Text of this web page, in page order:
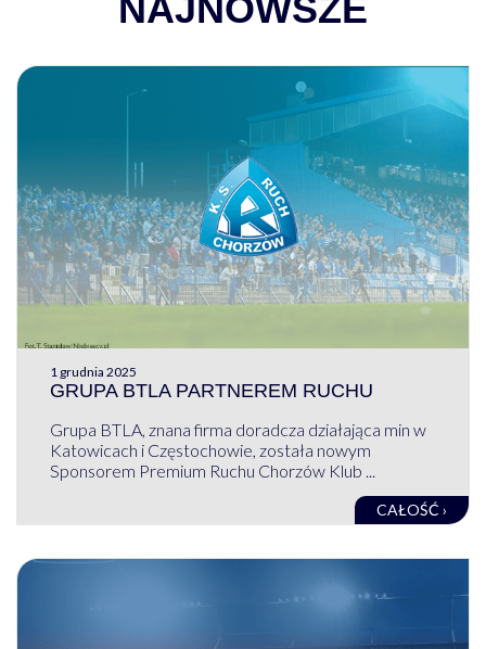
NAJNOWSZE
1 grudnia 2025
GRUPA BTLA PARTNEREM RUCHU
Grupa BTLA, znana firma doradcza działająca min w
Katowicach i Częstochowie, została nowym
Sponsorem Premium Ruchu Chorzów Klub ...
CAŁOŚĆ ›